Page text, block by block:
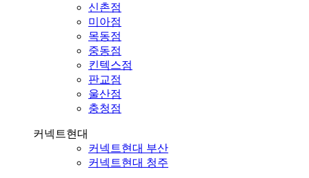
신촌점
미아점
목동점
중동점
킨텍스점
판교점
울산점
충청점
커넥트현대
커넥트현대 부산
커넥트현대 청주